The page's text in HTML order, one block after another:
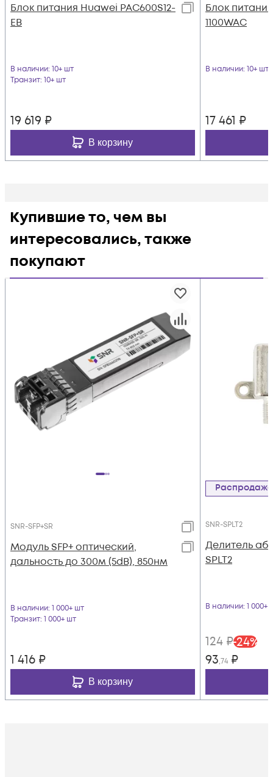
Блок питания Huawei PAC600S12-
EB
В наличии: 10+ шт
Транзит: 10+ шт
19 619 ₽
В корзину
Блок
1100WAC
В наличии: 10+ шт
17 461 ₽
Купившие то, чем вы
интересовались, также
покупают
SNR-SFP+SR
Модуль SFP+ оптический,
дальность до 300м (5dB), 850нм
В наличии: 1 000+ шт
Транзит: 1 000+ шт
1 416 ₽
В корзину
Распродажа
SNR-SPLT2
Делитель
SPLT2
В наличии: 1 000+
124 ₽-24%
93,74 ₽